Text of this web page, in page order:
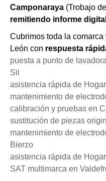
Camponaraya (Trobajo
remitiendo informe digital
Cubrimos toda la
León con respuesta
puesta a punto de
Sil
asistencia rápida de
mantenimiento de
calibración y pruebas en
sustitución de piezas
mantenimiento de
Bierzo
asistencia rápida de
SAT multimarca en